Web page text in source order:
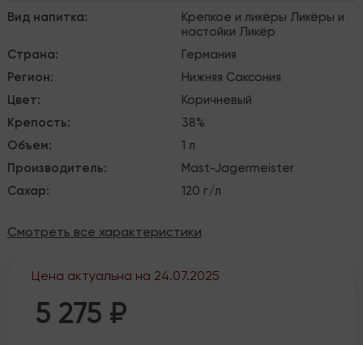
Вид напитка: Крепкое и ликёры Ликёры и
настойки Ликёр
Страна:
Германия
Регион:
Нижняя Саксония
Цвет:
Коричневый
Крепость:
38%
Объем:
1 л
Производитель:
Mast-Jagermeister
Сахар: 120 г/л
Смотреть все характеристики
Цена актуальна на 24.07.2025
5 275 ₽